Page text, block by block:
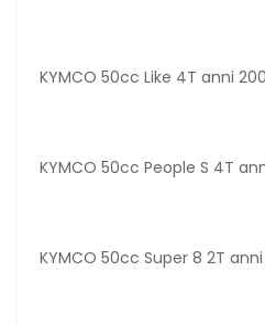
KYMCO 50cc Like 4T anni
KYMCO 50cc People S 4T
KYMCO 50cc Super 8 2T anni